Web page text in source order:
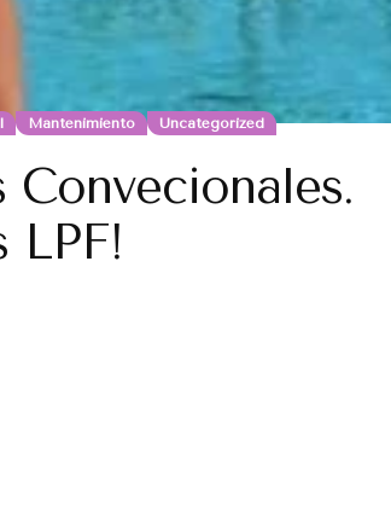
Mantenimiento Uncategorized
LPF!